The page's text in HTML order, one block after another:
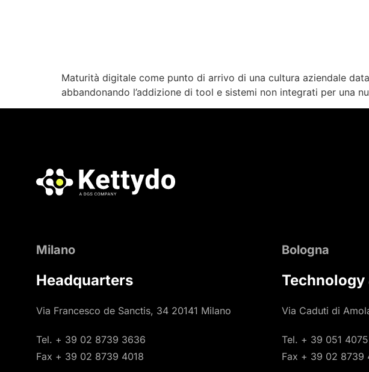
Maturità digitale come punto di arrivo di una cultura aziendale
abbandonando l’addizione di tool e sistemi non integrati per una
Milano
Headquarters
Via Francesco de Sanctis, 34 20141 Milano
Tel. + 39 02 8739 3636
Fax + 39 02 8739 4018
Bologna
Technology
Via Caduti di
Tel. + 39 051
Fax + 39 02 8739